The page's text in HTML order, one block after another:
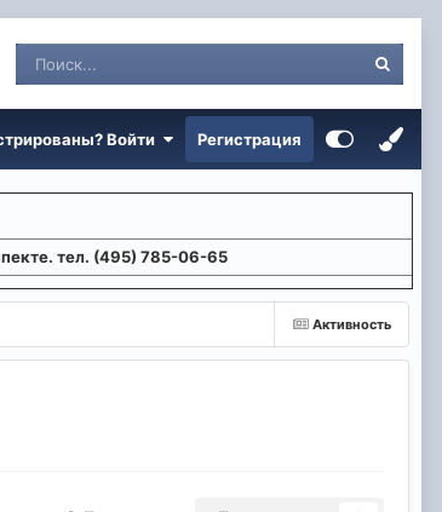
Войти Регистрация
тел. (495) 785-06-65
Активность